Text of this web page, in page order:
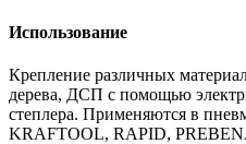
Использование
Крепление различных
дерева, ДСП с помощью
степлера. Применяются в
KRAFTOOL, RAPID,